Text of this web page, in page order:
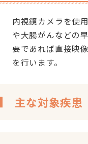
内視鏡カメラを使
や大腸がんなどの
要であれば直接映
を行います。
主な対象疾患